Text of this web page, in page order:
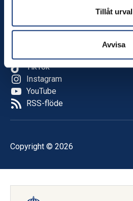
Tillåt urval
Avvisa
Följ oss
TikTok
Instagram
YouTube
RSS-flöde
Copyright © 2026